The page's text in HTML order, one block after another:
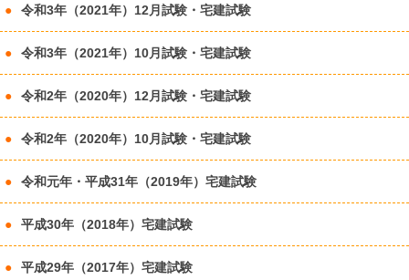
令和3年（2021年）12月試験・宅建試験
令和3年（2021年）10月試験・宅建試験
令和2年（2020年）12月試験・宅建試験
令和2年（2020年）10月試験・宅建試験
令和元年・平成31年（2019年）宅建試験
平成30年（2018年）宅建試験
平成29年（2017年）宅建試験